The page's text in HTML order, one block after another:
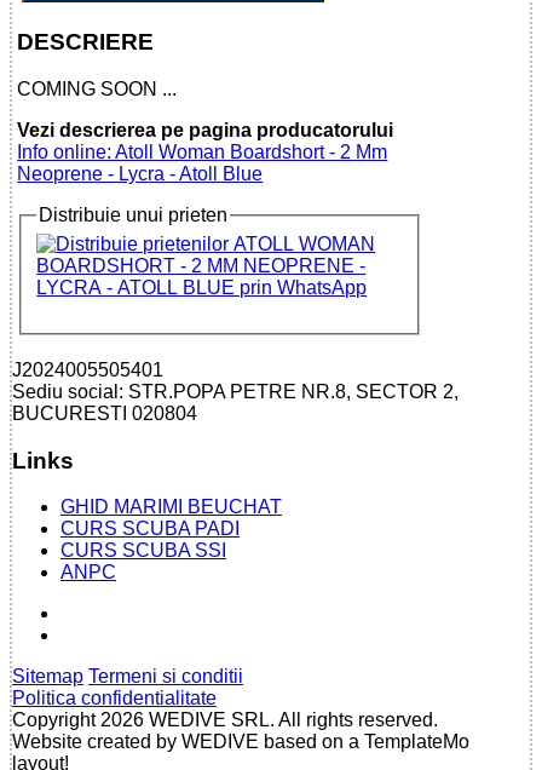
DESCRIERE
COMING SOON ...
Vezi descrierea pe pagina producatorului
Info online: Atoll Woman Boardshort - 2 Mm
Neoprene - Lycra - Atoll Blue
Distribuie unui prieten
J2024005505401
Sediu social: STR.POPA PETRE NR.8, SECTOR 2,
BUCURESTI 020804
Links
GHID MARIMI BEUCHAT
CURS SCUBA PADI
CURS SCUBA SSI
ANPC
Sitemap Termeni si conditii
Politica confidentialitate
Copyright 2026 WEDIVE SRL. All rights reserved.
Website created by WEDIVE based on a TemplateMo
layout!